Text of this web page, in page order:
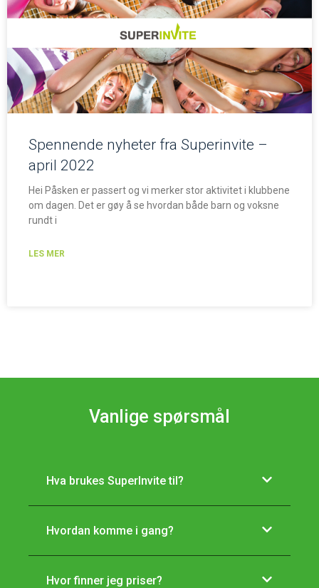
Spennende nyheter fra Superinvite –
april 2022
Hei Påsken er passert og vi merker stor aktivitet i klubbene
om dagen. Det er gøy å se hvordan både barn og voksne
rundt i
LES MER
Vanlige spørsmål
Hva brukes SuperInvite til?
Hvordan komme i gang?
Hvor finner jeg priser?